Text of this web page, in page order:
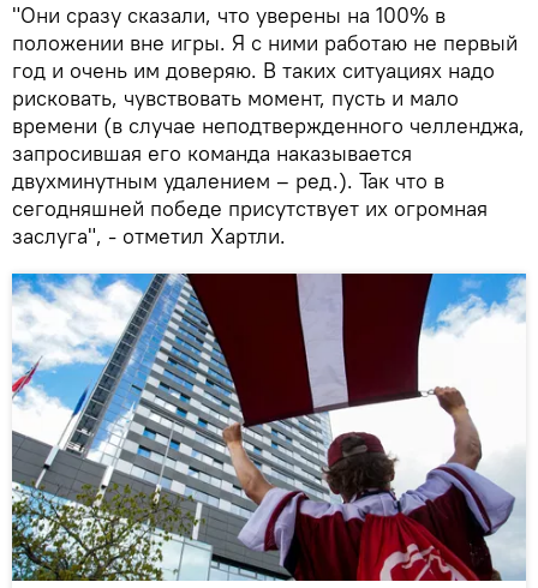
"Они сразу сказали, что уверены на 100% в
положении вне игры. Я с ними работаю не первый
год и очень им доверяю. В таких ситуациях надо
рисковать, чувствовать момент, пусть и мало
времени (в случае неподтвержденного челленджа,
запросившая его команда наказывается
двухминутным удалением – ред.). Так что в
сегодняшней победе присутствует их огромная
заслуга", - отметил Хартли.